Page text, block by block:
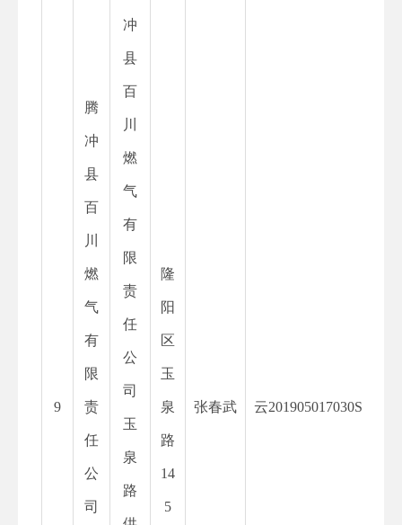
9
腾
冲
县
百
川
燃
气
有
限
责
任
公
司
冲
县
百
川
燃
气
有
限
责
任
公
司
玉
泉
路
隆
阳
区
玉
泉
路
14
5
张春武 云201905017030S